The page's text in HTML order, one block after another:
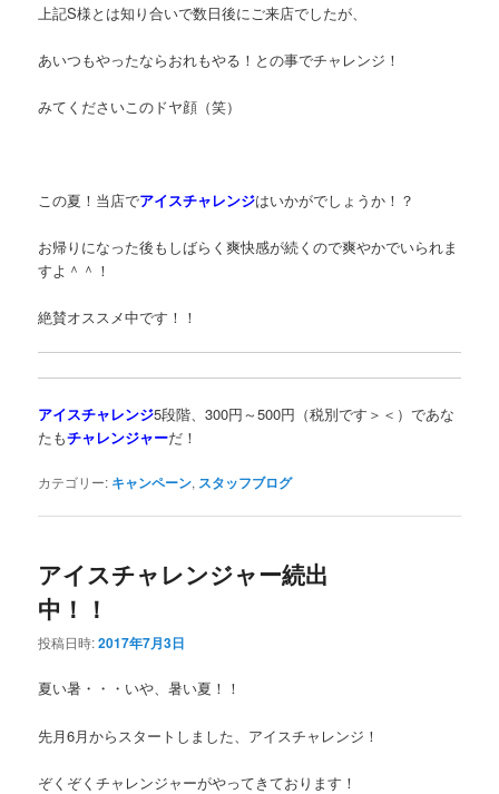
上記S様とは知り合いで数日後にご来店でしたが、
あいつもやったならおれもやる！との事でチャレンジ！
みてくださいこのドヤ顔（笑）
この夏！当店でアイスチャレンジはいかがでしょうか！？
お帰りになった後もしばらく爽快感が続くので爽やかでいられま
すよ＾＾！
絶賛オススメ中です！！
アイスチャレンジ5段階、300円～500円（税別です＞＜）であな
たもチャレンジャーだ！
カテゴリー: キャンペーン, スタッフブログ
アイスチャレンジャー続出
中！！
投稿日時:2017年7月3日
夏い暑・・・いや、暑い夏！！
先月6月からスタートしました、アイスチャレンジ！
ぞくぞくチャレンジャーがやってきております！